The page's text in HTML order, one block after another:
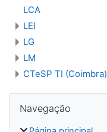
LCA
LEI
LG
LM
CTeSP TI (Coimbra)
Navegação